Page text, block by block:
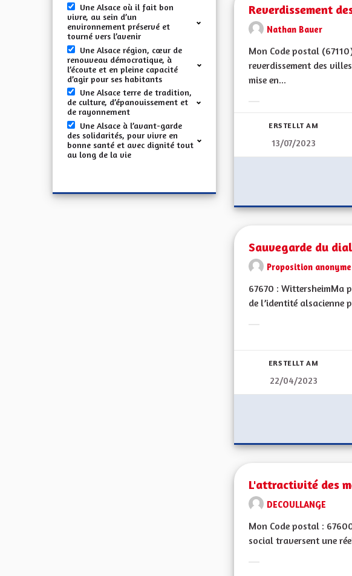
Une Alsace où il fait bon
vivre, au sein d’un
environnement préservé et
tourné vers l’avenir
Une Alsace région, cœur de
renouveau démocratique, à
l’écoute et en pleine capacité
d’agir pour ses habitants
Une Alsace terre de tradition,
de culture, d’épanouissement et
de rayonnement
Une Alsace à l’avant-garde
des solidarités, pour vivre en
bonne santé et avec dignité tout
au long de la vie
Reverdissement
Nathan Bauer
Mon Code postal
reverdissement des
mise en...
ERSTELLT AM
13/07/2023
Sauvegarde du
Proposition anonyme
67670 : WittersheimMa
de l’identité alsacienne
ERSTELLT AM
22/04/2023
L'attractivité des
DECOULLANGE
Mon Code postal :
social traversent une